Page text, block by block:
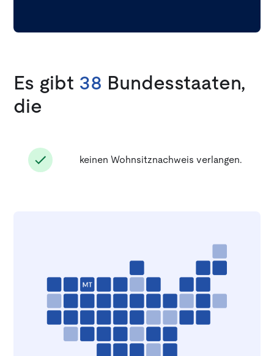
Es gibt 38 Bundesstaaten,
die
keinen Wohnsitznachweis verlangen.